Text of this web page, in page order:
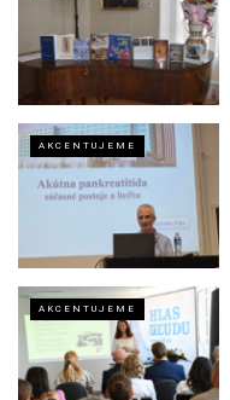
AKCENTUJEME
AKCENTUJEME